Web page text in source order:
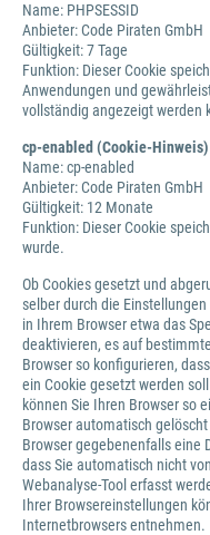
Name: PHPSESSID
Anbieter: Code Piraten GmbH
Gültigkeit: 7 Tage
Funktion: Dieser Cookie
Anwendungen und
vollständig angezeigt werden
cp-enabled (Cookie-Hinweis)
Name: cp-enabled
Anbieter: Code Piraten GmbH
Gültigkeit: 12 Monate
Funktion: Dieser Cookie
wurde.
Ob Cookies gesetzt und
selber durch die
in Ihrem Browser etwa das
deaktivieren, es auf
Browser so konfigurieren,
ein Cookie gesetzt werden
können Sie Ihren Browser so
Browser automatisch
Browser gegebenenfalls eine
dass Sie automatisch nicht
Webanalyse-Tool erfasst
Ihrer Browsereinstellungen
Internetbrowsers entnehmen.